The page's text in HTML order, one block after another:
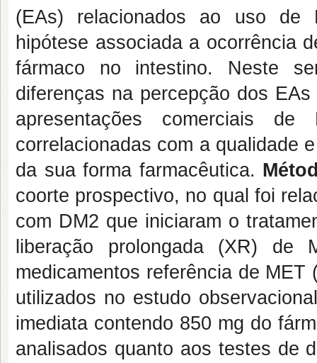
(EAs) relacionados ao uso de
hipótese associada a ocorrência
fármaco no intestino. Neste
diferenças na percepção dos
apresentações comerciais
correlacionadas com a qualidade
da sua forma farmacêutica.
coorte prospectivo, no qual foi
com DM2 que iniciaram o
liberação prolongada (XR)
medicamentos referência de
utilizados no estudo
imediata contendo 850 mg do
analisados quanto aos testes de